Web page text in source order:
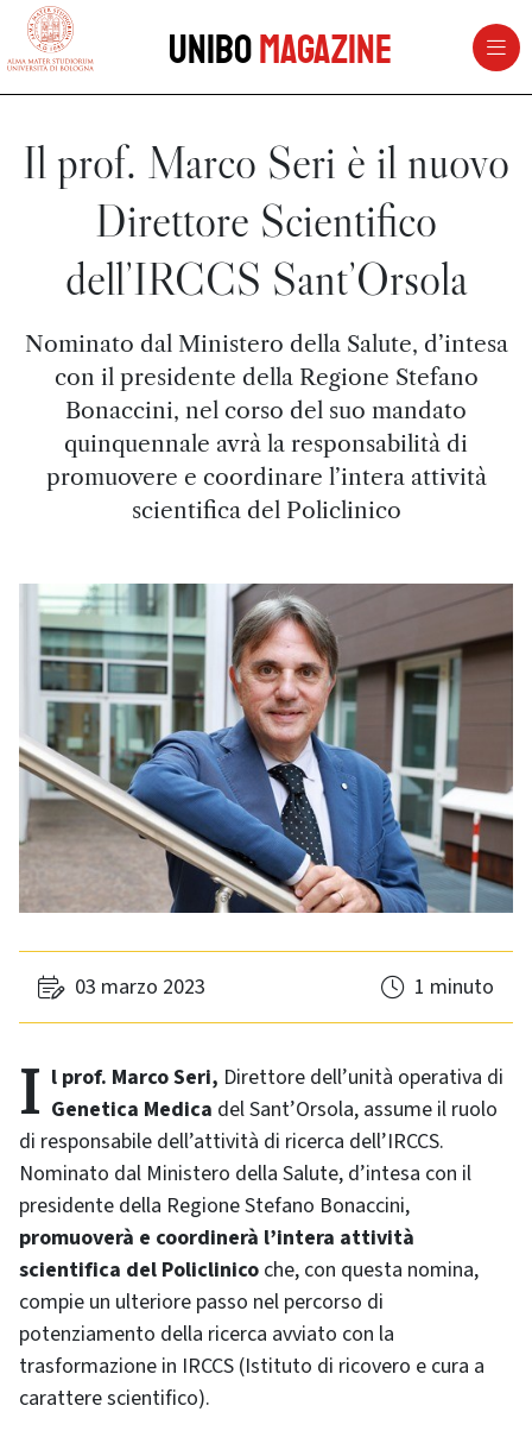
vai al contenuto della pagina
UniboMagazine
Il prof. Marco Seri è il nuovo
Direttore Scientifico
dell’IRCCS Sant’Orsola
Nominato dal Ministero della Salute, d’intesa
con il presidente della Regione Stefano
Bonaccini, nel corso del suo mandato
quinquennale avrà la responsabilità di
promuovere e coordinare l’intera attività
scientifica del Policlinico
03 marzo 2023 1 minuto
Il prof. Marco Seri, Direttore dell’unità operativa di
Genetica Medica del Sant’Orsola, assume il ruolo
di responsabile dell’attività di ricerca dell’IRCCS.
Nominato dal Ministero della Salute, d’intesa con il
presidente della Regione Stefano Bonaccini,
promuoverà e coordinerà l’intera attività
scientifica del Policlinico che, con questa nomina,
compie un ulteriore passo nel percorso di
potenziamento della ricerca avviato con la
trasformazione in IRCCS (Istituto di ricovero e cura a
carattere scientifico).